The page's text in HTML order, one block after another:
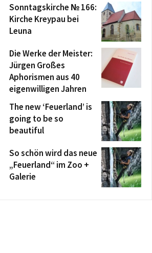
Sonntagskirche № 166:
Kirche Kreypau bei
Leuna
Die Werke der Meister:
Jürgen Großes
Aphorismen aus 40
eigenwilligen Jahren
The new ‘Feuerland’ is
going to be so
beautiful
So schön wird das neue
„Feuerland“ im Zoo +
Galerie